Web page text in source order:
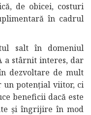
de obicei, costuri
în cadrul
salt în domeniul
a stârnit interes, dar
dezvoltare de mult
un potențial viitor, ci
beneficii dacă este
și îngrijire în mod